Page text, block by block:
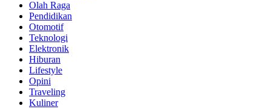
Olah Raga
Pendidikan
Otomotif
Teknologi
Elektronik
Hiburan
Lifestyle
Opini
Traveling
Kuliner